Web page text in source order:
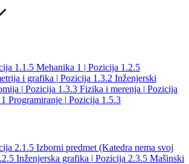
1.1.5 Mehanika 1 | Pozicija 1.2.5
i grafika | Pozicija 1.3.2 Inženjerski
| Pozicija 1.3.3 Fizika i merenja | Pozicija
Programiranje | Pozicija 1.5.3
2.1.5 Izborni predmet (Katedra nema svoj
Inženjerska grafika | Pozicija 2.3.5 Mašinski